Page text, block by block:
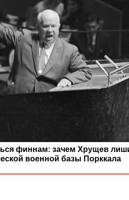
финнам: зачем Хрущев
военной базы Порккала